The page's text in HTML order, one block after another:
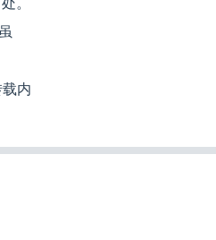
。
内